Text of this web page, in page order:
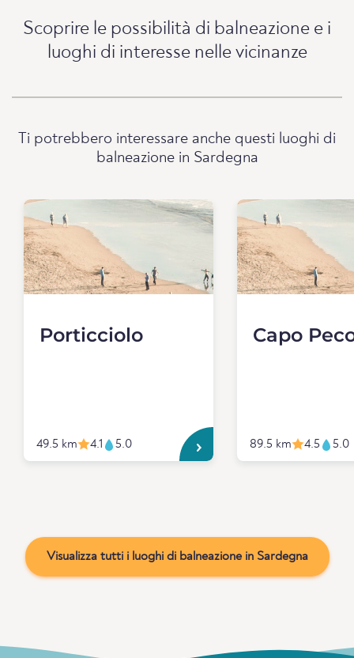
Scoprire le possibilità di balneazione e i
luoghi di interesse nelle vicinanze
Ti potrebbero interessare anche questi luoghi di
balneazione in Sardegna
Porticciolo
49.5 km 4.1 5.0
Capo
89.5 km 4.5 5.0
Visualizza tutti i luoghi di balneazione in Sardegna